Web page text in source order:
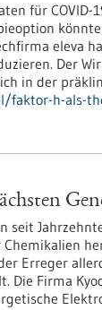
für
eleva
Der
in der
h-als-
seit
Erreger
Die Firma